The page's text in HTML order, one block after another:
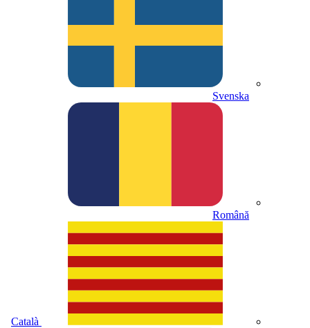
Svenska
Română
Català